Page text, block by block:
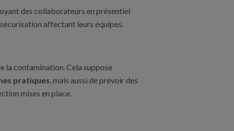
des collaborateurs en présentiel
affectant leurs équipes.
la contamination. Cela suppose
pratiques, mais aussi de prévoir des
mises en place.